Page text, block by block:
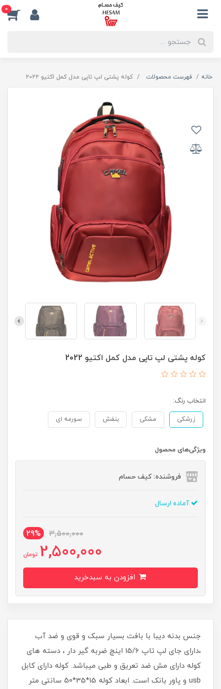
0
خانه فهرست محصولات کوله پشتی لپ تاپی مدل کمل اکتیو 2022
کوله پشتی لپ تاپی مدل کمل اکتیو 2022
انتخاب رنگ:
زرشکی مشکی بنفش سورمه ای
ویژگی‌های محصول
فروشنده: کیف حسام
آماده ارسال
3,500,000
29%
2,500,000 تومان
جنس بدنه دیبا با بافت بسیار سبک و قوی و ضد آب
،دارای جای لپ تاپ 15/6 اینچ ضربه گیر دار ، دسته های
کوله دارای مش ضد تعریق و طبی میباشد. کوله دارای کابل
usb و پاور بانک است. ابعاد کوله 15*35*50 سانتی متر